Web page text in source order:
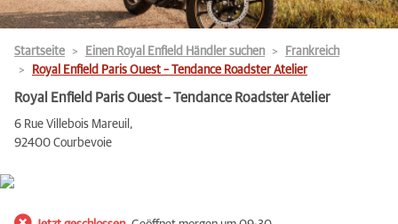
Startseite Einen Royal Enfield Händler suchen
Frankreich
Royal Enfield Paris Ouest – Tendance Roadster Atelier
Royal Enfield Paris Ouest – Tendance Roadster Atelier
6 Rue Villebois Mareuil,
92400 Courbevoie